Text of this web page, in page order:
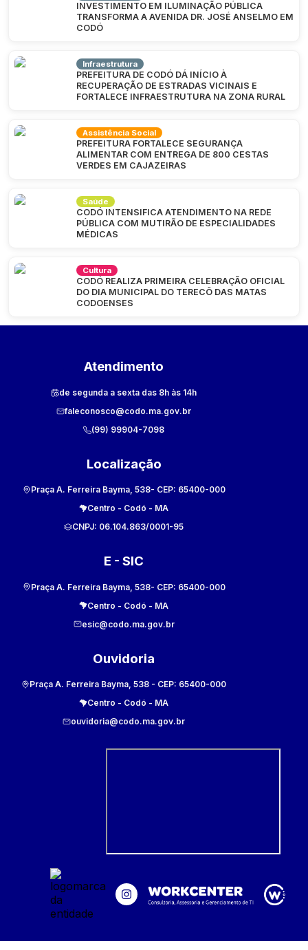
INVESTIMENTO EM ILUMINAÇÃO PÚBLICA
TRANSFORMA A AVENIDA DR. JOSÉ ANSELMO EM
CODÓ
Infraestrutura
PREFEITURA DE CODÓ DÁ INÍCIO À
RECUPERAÇÃO DE ESTRADAS VICINAIS E
FORTALECE INFRAESTRUTURA NA ZONA RURAL
Assistência Social
PREFEITURA FORTALECE SEGURANÇA
ALIMENTAR COM ENTREGA DE 800 CESTAS
VERDES EM CAJAZEIRAS
Saúde
CODÓ INTENSIFICA ATENDIMENTO NA REDE
PÚBLICA COM MUTIRÃO DE ESPECIALIDADES
MÉDICAS
Cultura
CODÓ REALIZA PRIMEIRA CELEBRAÇÃO OFICIAL
DO DIA MUNICIPAL DO TERECÔ DAS MATAS
CODOENSES
Atendimento
de segunda a sexta das 8h às 14h
faleconosco@codo.ma.gov.br
(99) 99904-7098
Localização
Praça A. Ferreira Bayma, 538- CEP: 65400-000
Centro - Codó - MA
CNPJ: 06.104.863/0001-95
E - SIC
Praça A. Ferreira Bayma, 538- CEP: 65400-000
Centro - Codó - MA
esic@codo.ma.gov.br
Ouvidoria
Praça A. Ferreira Bayma, 538 - CEP: 65400-000
Centro - Codó - MA
ouvidoria@codo.ma.gov.br